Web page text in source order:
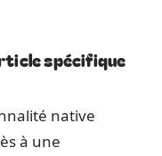
spécifique
native
à une